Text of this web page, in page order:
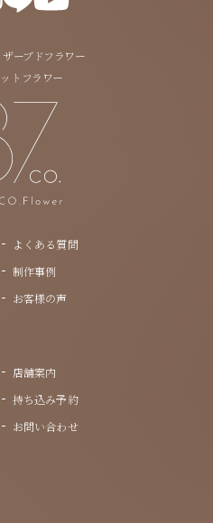
よくある質問
制作事例
お客様の声
店舗案内
持ち込み予約
お問い合わせ
ーブドフラワー
トフラワー